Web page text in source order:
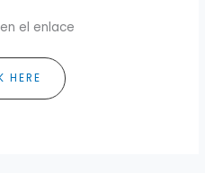
el enlace
HERE